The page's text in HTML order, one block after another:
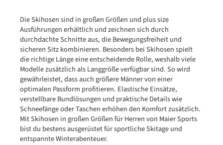
Die Skihosen sind in großen Größen und plus size
Ausführungen erhältlich und zeichnen sich durch
durchdachte Schnitte aus, die Bewegungsfreiheit und
sicheren Sitz kombinieren. Besonders bei Skihosen spielt
die richtige Länge eine entscheidende Rolle, weshalb viele
Modelle zusätzlich als Langgröße verfügbar sind. So wird
gewährleistet, dass auch größere Männer von einer
optimalen Passform profitieren. Elastische Einsätze,
verstellbare Bundlösungen und praktische Details wie
Schneefänge oder Taschen erhöhen den Komfort zusätzlich.
Mit Skihosen in großen Größen für Herren von Maier Sports
bist du bestens ausgerüstet für sportliche Skitage und
entspannte Winterabenteuer.